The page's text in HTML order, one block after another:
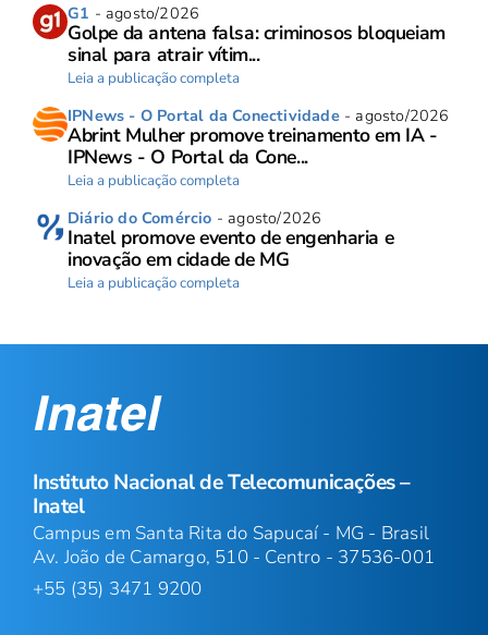
G1 - agosto/2026
Golpe da antena falsa: criminosos bloqueiam
sinal para atrair vítim...
Leia a publicação completa
IPNews - O Portal da Conectividade- agosto/2026
Abrint Mulher promove treinamento em IA -
IPNews - O Portal da Cone...
Leia a publicação completa
Diário do Comércio - agosto/2026
Inatel promove evento de engenharia e
inovação em cidade de MG
Leia a publicação completa
Instituto Nacional de Telecomunicações –
Inatel
Campus em Santa Rita do Sapucaí - MG - Brasil
Av. João de Camargo, 510 - Centro - 37536-001
+55 (35) 3471 9200